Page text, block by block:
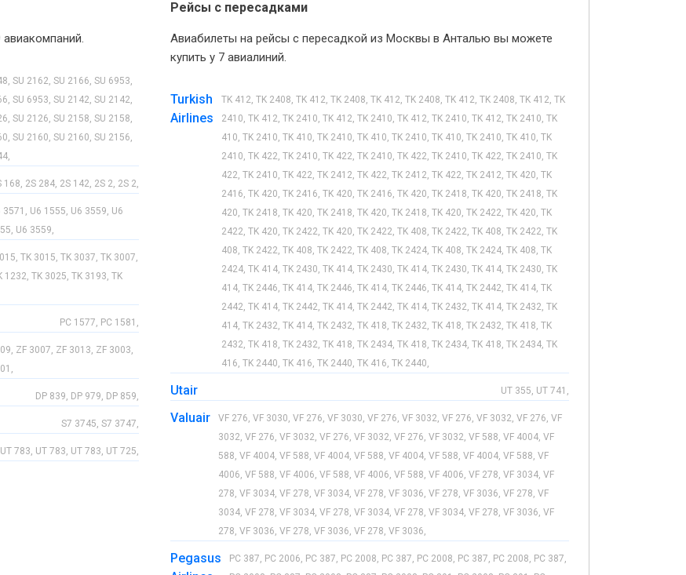
SU 2162, SU 2166, SU 6953,
SU 6953, SU 2142, SU 2142,
SU 2126, SU 2158, SU 2158,
SU 2160, SU 2160, SU 2156,
2S 284, 2S 142, 2S 2, 2S 2,
U6 1555, U6 3559, U6
U6 3559,
TK 3015, TK 3037, TK 3007,
1232, TK 3025, TK 3193, TK
PC 1577, PC 1581,
ZF 3007, ZF 3013, ZF 3003,
DP 839, DP 979, DP 859,
S7 3745, S7 3747,
783, UT 783, UT 783, UT 725,
Рейсы с пересадками
Авиабилеты на рейсы с пересадкой из Москвы в Анталью вы можете
купить у 7 авиалиний.
Turkish
Airlines
TK 412, TK 2408, TK 412, TK 2408, TK 412, TK 2408, TK 412, TK 2408, TK 412, TK
2410, TK 412, TK 2410, TK 412, TK 2410, TK 412, TK 2410, TK 412, TK 2410, TK
410, TK 2410, TK 410, TK 2410, TK 410, TK 2410, TK 410, TK 2410, TK 410, TK
2410, TK 422, TK 2410, TK 422, TK 2410, TK 422, TK 2410, TK 422, TK 2410, TK
422, TK 2410, TK 422, TK 2412, TK 422, TK 2412, TK 422, TK 2412, TK 420, TK
2416, TK 420, TK 2416, TK 420, TK 2416, TK 420, TK 2418, TK 420, TK 2418, TK
420, TK 2418, TK 420, TK 2418, TK 420, TK 2418, TK 420, TK 2422, TK 420, TK
2422, TK 420, TK 2422, TK 420, TK 2422, TK 408, TK 2422, TK 408, TK 2422, TK
408, TK 2422, TK 408, TK 2422, TK 408, TK 2424, TK 408, TK 2424, TK 408, TK
2424, TK 414, TK 2430, TK 414, TK 2430, TK 414, TK 2430, TK 414, TK 2430, TK
414, TK 2446, TK 414, TK 2446, TK 414, TK 2446, TK 414, TK 2442, TK 414, TK
2442, TK 414, TK 2442, TK 414, TK 2442, TK 414, TK 2432, TK 414, TK 2432, TK
414, TK 2432, TK 414, TK 2432, TK 418, TK 2432, TK 418, TK 2432, TK 418, TK
2432, TK 418, TK 2432, TK 418, TK 2434, TK 418, TK 2434, TK 418, TK 2434, TK
416, TK 2440, TK 416, TK 2440, TK 416, TK 2440,
Utair UT 355, UT 741,
Valuair
VF 276, VF 3030, VF 276, VF 3030, VF 276, VF 3032, VF 276, VF 3032, VF 276, VF
3032, VF 276, VF 3032, VF 276, VF 3032, VF 276, VF 3032, VF 588, VF 4004, VF
588, VF 4004, VF 588, VF 4004, VF 588, VF 4004, VF 588, VF 4004, VF 588, VF
4006, VF 588, VF 4006, VF 588, VF 4006, VF 588, VF 4006, VF 278, VF 3034, VF
278, VF 3034, VF 278, VF 3034, VF 278, VF 3036, VF 278, VF 3036, VF 278, VF
3034, VF 278, VF 3034, VF 278, VF 3034, VF 278, VF 3034, VF 278, VF 3036, VF
278, VF 3036, VF 278, VF 3036, VF 278, VF 3036,
Pegasus
PC 387, PC 2006, PC 387, PC 2008, PC 387, PC 2008, PC 387, PC 2008, PC 387,